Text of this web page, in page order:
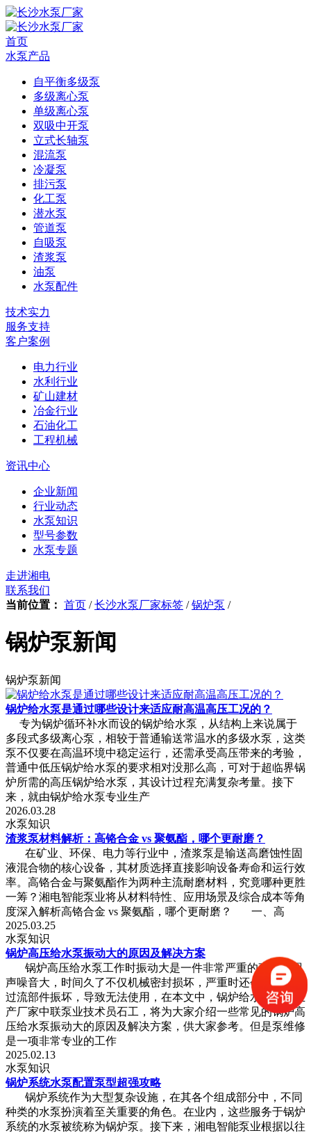
首页
水泵产品
自平衡多级泵
多级离心泵
单级离心泵
双吸中开泵
立式长轴泵
混流泵
冷凝泵
排污泵
化工泵
潜水泵
管道泵
自吸泵
渣浆泵
油泵
水泵配件
技术实力
服务支持
客户案例
电力行业
水利行业
矿山建材
冶金行业
石油化工
工程机械
资讯中心
企业新闻
行业动态
水泵知识
型号参数
水泵专题
走进湘电
联系我们
当前位置： 首页 / 长沙水泵厂家标签 / 锅炉泵 /
锅炉泵新闻
锅炉泵新闻
锅炉给水泵是通过哪些设计来适应耐高温高压工况的？
专为锅炉循环补水而设的锅炉给水泵，从结构上来说属于
多段式多级离心泵，相较于普通输送常温水的多级水泵，这类
泵不仅要在高温环境中稳定运行，还需承受高压带来的考验，
普通中低压锅炉给水泵的要求相对没那么高，可对于超临界锅
炉所需的高压锅炉给水泵，其设计过程充满复杂考量。接下
来，就由锅炉给水泵专业生产
2026.03.28
水泵知识
渣浆泵材料解析：高铬合金 vs 聚氨酯，哪个更耐磨？
在矿业、环保、电力等行业中，渣浆泵是输送高磨蚀性固
液混合物的核心设备，其材质选择直接影响设备寿命和运行效
率。高铬合金与聚氨酯作为两种主流耐磨材料，究竟哪种更胜
一筹？湘电智能泵业将从材料特性、应用场景及综合成本等角
度深入解析高铬合金 vs 聚氨酯，哪个更耐磨？ 一、高
2025.03.25
水泵知识
锅炉高压给水泵振动大的原因及解决方案
锅炉高压给水泵工作时振动大是一件非常严重的事情，现
声噪音大，时间久了不仅机械密封损坏，严重时还会把泵体及
过流部件振坏，导致无法使用，在本文中，锅炉给水泵专业生
产厂家中联泵业技术员石工，将为大家介绍一些常见的锅炉高
压给水泵振动大的原因及解决方案，供大家参考。但是泵维修
是一项非常专业的工作
2025.02.13
水泵知识
锅炉系统水泵配置泵型超强攻略
锅炉系统作为大型复杂设施，在其各个组成部分中，不同
种类的水泵扮演着至关重要的角色。在业内，这些服务于锅炉
系统的水泵被统称为锅炉泵。接下来，湘电智能泵业根据以往